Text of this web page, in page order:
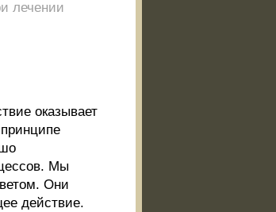
лечении
оказывает
Мы
Они
действие.